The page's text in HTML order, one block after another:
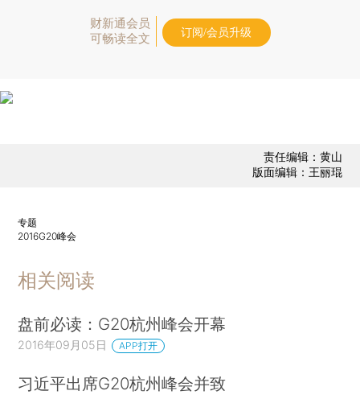
财新通会员
可畅读全文
订阅/会员升级
责任编辑：黄山
版面编辑：王丽琨
专题
2016G20峰会
相关阅读
盘前必读：G20杭州峰会开幕
2016年09月05日 APP打开
习近平出席G20杭州峰会并致